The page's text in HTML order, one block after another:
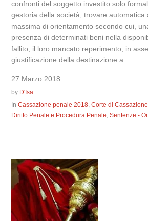
confronti del soggetto investito solo
gestoria della società, trovare automatica
massima di orientamento secondo cui,
presenza di determinati beni nella
fallito, il loro mancato reperimento, in
giustificazione della destinazione a...
27 Marzo 2018
by D'Isa
InCassazione penale 2018 ,Corte di Cassazione
Diritto Penale e Procedura Penale ,Sentenze -